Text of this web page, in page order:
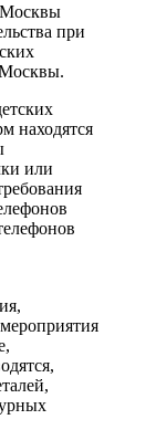
Москвы
при
находятся
или